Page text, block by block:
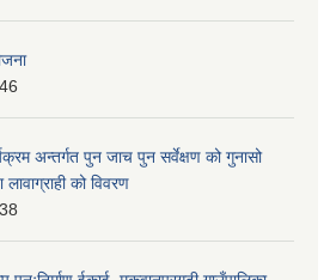
अन्तर्गत पुन जाच पुन सर्वेक्षण को गुनासो
को विवरण